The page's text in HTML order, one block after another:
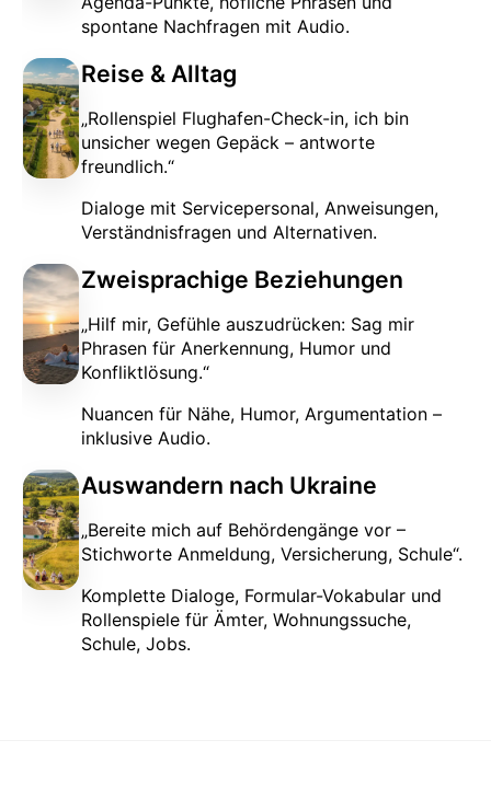
spontane Nachfragen mit Audio.
Reise & Alltag
„Rollenspiel Flughafen-Check-in, ich bin
unsicher wegen Gepäck – antworte
freundlich.“
Dialoge mit Servicepersonal, Anweisungen,
Verständnisfragen und Alternativen.
Zweisprachige Beziehungen
„Hilf mir, Gefühle auszudrücken: Sag mir
Phrasen für Anerkennung, Humor und
Konfliktlösung.“
Nuancen für Nähe, Humor, Argumentation –
inklusive Audio.
Auswandern nach Ukraine
„Bereite mich auf Behördengänge vor –
Stichworte Anmeldung, Versicherung, Schule“.
Komplette Dialoge, Formular-Vokabular und
Rollenspiele für Ämter, Wohnungssuche,
Schule, Jobs.